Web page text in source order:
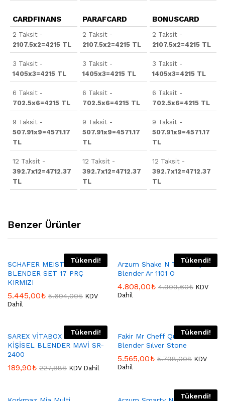
CARDFINANS
2 Taksit -
2107.5x2=4215 TL
3 Taksit -
1405x3=4215 TL
6 Taksit -
702.5x6=4215 TL
9 Taksit -
507.91x9=4571.17
TL
12 Taksit -
392.7x12=4712.37
TL
PARAFCARD
2 Taksit -
2107.5x2=4215 TL
3 Taksit -
1405x3=4215 TL
6 Taksit -
702.5x6=4215 TL
9 Taksit -
507.91x9=4571.17
TL
12 Taksit -
392.7x12=4712.37
TL
BONUSCARD
2 Taksit -
2107.5x2=4215 TL
3 Taksit -
1405x3=4215 TL
6 Taksit -
702.5x6=4215 TL
9 Taksit -
507.91x9=4571.17
TL
12 Taksit -
392.7x12=4712.37
TL
Benzer Ürünler
Tükendi!
SCHAFER MEISTER MULTI
BLENDER SET 17 PRÇ
KIRMIZI
5.445,00₺ 5.694,00₺ KDV
Dahil
Tükendi!
Arzum Shake N Take Joy
Blender Ar 1101 O
4.808,00₺ 4.909,60₺ KDV
Dahil
Tükendi!
SAREX VİTABOX SMOOTHİE
KİŞİSEL BLENDER MAVİ SR-
2400
189,90₺ 227,88₺ KDV Dahil
Tükendi!
Fakir Mr Cheff Quadro
Blender Sılver Stone
5.565,00₺ 5.798,00₺ KDV
Dahil
Tükendi!